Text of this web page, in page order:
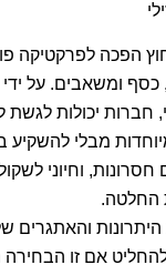
הפכה לפרקטיקה
כסף ומשאבים. על
יכולות לגשת
מיוחדות מבלי
וחיוני
החלטה.
והאתגרים
אם זו הבחירה